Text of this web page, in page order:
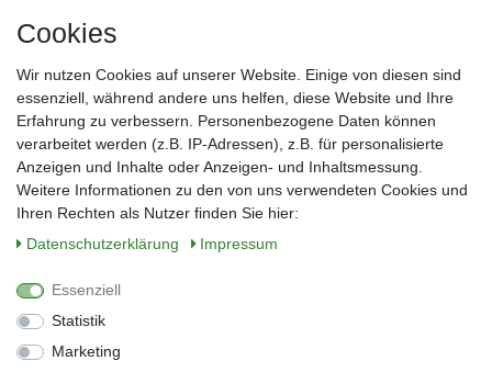
Nachname*
E-Mail*
Sie können den Newsletter jederzeit kostenlos abbestellen.
** gilt für Lieferungen innerhalb Deutschlands, Lieferzeiten für andere Länder
entnehmen Sie bitte der Schaltfläche mit den Versandinformationen
Cookies
Wir nutzen Cookies auf unserer Website. Einige von diesen sind
essenziell, während andere uns helfen, diese Website und Ihre
Erfahrung zu verbessern. Personenbezogene Daten können
verarbeitet werden (z.B. IP-Adressen), z.B. für personalisierte
Anzeigen und Inhalte oder Anzeigen- und Inhaltsmessung.
Weitere Informationen zu den von uns verwendeten Cookies und
Ihren Rechten als Nutzer finden Sie hier:
Daten­schutz­erklärung
Impressum
Essenziell
Statistik
Marketing